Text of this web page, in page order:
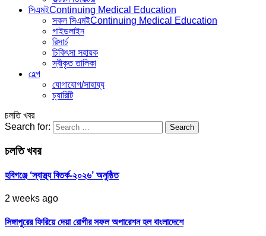
সিএমইContinuing Medical Education
সকল সিএমইContinuing Medical Education
গাইডলাইন
রিসার্চ
চিকিৎসা সহায়ক
স্বীকৃত তালিকা
হেল্প
যোগাযোগ/সাহায্য
চ্যারিটি
চলতি খবর
Search for:
চলতি খবর
হবিগঞ্জে ‘স্বাস্থ্য বিতর্ক-২০২৬’ অনুষ্ঠিত
2 weeks ago
সিঙ্গাপুরের ফিরিয়ে দেয়া রোগীর সফল অপারেশন হল বাংলাদেশে